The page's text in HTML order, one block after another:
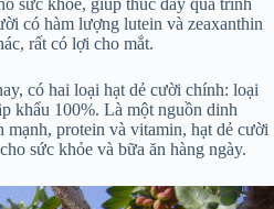
sức khỏe, giúp thúc đẩy quá trình
có hàm lượng lutein và zeaxanthin
rất có lợi cho mắt.
có hai loại hạt dẻ cười chính: loại
khẩu 100%. Là một nguồn dinh
protein và vitamin, hạt dẻ cười
sức khỏe và bữa ăn hàng ngày.